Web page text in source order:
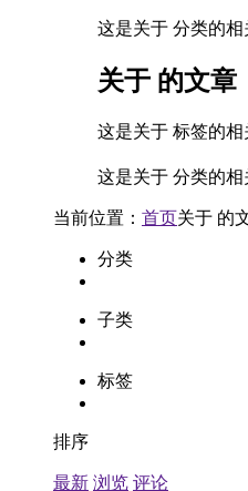
这是关于 分类的相
关于 的文章
这是关于 标签的相
这是关于 分类的相
当前位置： 首页关于 的
分类
子类
标签
排序
最新 浏览 评论